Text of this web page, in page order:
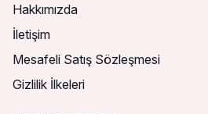
Hakkımızda
İletişim
Mesafeli Satış Sözleşmesi
Gizlilik İlkeleri